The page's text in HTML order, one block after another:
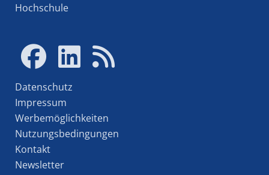
Hochschule
Datenschutz
Impressum
Werbemöglichkeiten
Nutzungsbedingungen
Kontakt
Newsletter